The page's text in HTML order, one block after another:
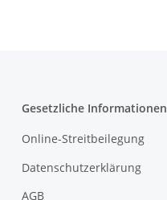
Gesetzliche Informationen
Online-Streitbeilegung
Datenschutzerklärung
AGB